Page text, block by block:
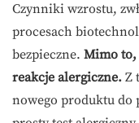
Czynniki wzrostu,
procesach
bezpieczne. Mimo to,
reakcje alergiczne. Z
nowego produktu do